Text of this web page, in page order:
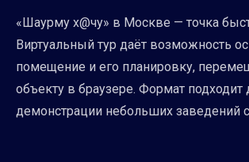
«Шаурму х@чу» в Москве — точка
Виртуальный тур даёт возможность
помещение и его планировку,
объекту в браузере. Формат подходит
демонстрации небольших заведений